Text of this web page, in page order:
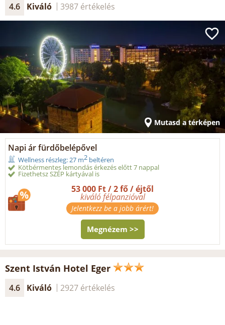
4.6 Kiváló 3987 értékelés
Mutasd a térképen
Napi ár fürdőbelépővel
Wellness részleg: 27 m2 beltéren
Kötbérmentes lemondás érkezés előtt 7 nappal
Fizethetsz SZÉP kártyával is
53 000 Ft / 2 fő / éjtől
kiváló félpanzióval
Jelentkezz be a jobb árért!
Megnézem >>
Szent István Hotel Eger
4.6 Kiváló 2927 értékelés